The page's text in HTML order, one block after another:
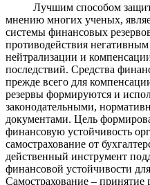
Лучшим способом защиты
мнению многих ученых,
системы финансовых
противодействия
нейтрализации и
последствий. Средства
прежде всего для
резервы формируются и
законодательными,
документами. Цель
финансовую устойчивость
самострахование от
действенный инструмент
финансовой устойчивости
Самострахование – принятие